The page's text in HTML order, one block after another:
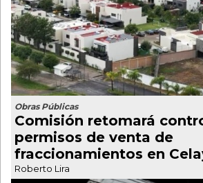
Obras Públicas
Comisión retomará
permisos de venta de
fraccionamientos en
Roberto Lira